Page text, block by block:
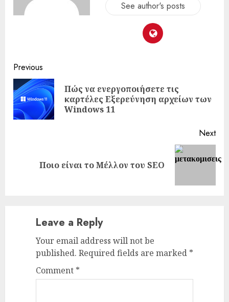
See author's posts
Continue
Reading
Previous
Πώς να ενεργοποιήσετε τις
καρτέλες Εξερεύνηση αρχείων των
Windows 11
Next
Ποιο είναι το Μέλλον του SEO
Leave a Reply
Your email address will not be
published. Required fields are marked *
Comment *